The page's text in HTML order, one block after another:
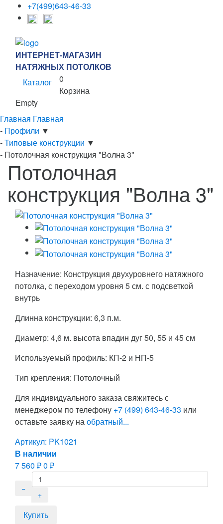
+7(499)643-46-33
ИНТЕРНЕТ-МАГАЗИН
НАТЯЖНЫХ ПОТОЛКОВ
Каталог
0
Корзина
Empty
Главная Главная
- Профили ▼
-Типовые конструкции ▼
- Потолочная конструкция "Волна 3"
Потолочная
конструкция "Волна 3"
Назначение: Конструкция двухуровнего натяжного
потолка, с переходом уровня 5 см. с подсветкой
внутрь
Длинна конструкции: 6,3 п.м.
Диаметр: 4,6 м. высота впадин дуг 50, 55 и 45 см
Используемый профиль: КП-2 и НП-5
Тип крепления: Потолочный
Для индивидуального заказа свяжитесь с
менеджером по телефону +7 (499) 643-46-33 или
оставьте заявку наобратный...
Артикул: PK1021
В наличии
7 560 ₽0 ₽